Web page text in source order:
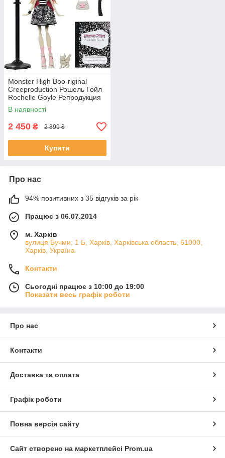
Monster High Boo-riginal
Creeproduction Рошель Гойл
Rochelle Goyle Репродукция
Mattel JHK57
В наявності
2 450 ₴ 2 899 ₴
Купити
Про нас
94% позитивних з 35 відгуків за рік
Працює з 06.07.2014
м. Харків
вулиця Бучми, 1 Б, Харків, Харківська область, 61000,
Харків, Україна
Контакти
Сьогодні працює з 10:00 до 19:00
Показати весь графік роботи
Про нас
Контакти
Доставка та оплата
Графік роботи
Повна версія сайту
Сайт створено на маркетплейсі Prom.ua